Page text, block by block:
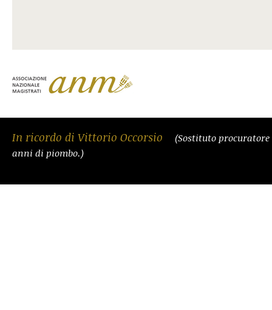
In ricordo di Vittorio Occorsio
(Sostituto
anni di piombo.)